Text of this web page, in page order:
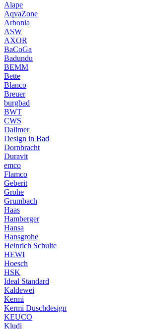
Alape
AqvaZone
Arbonia
ASW
AXOR
BaCoGa
Badundu
BEMM
Bette
Blanco
Breuer
burgbad
BWT
CWS
Dallmer
Design in Bad
Dornbracht
Duravit
emco
Flamco
Geberit
Grohe
Grumbach
Haas
Hamberger
Hansa
Hansgrohe
Heinrich Schulte
HEWI
Hoesch
HSK
Ideal Standard
Kaldewei
Kermi
Kermi Duschdesign
KEUCO
Kludi